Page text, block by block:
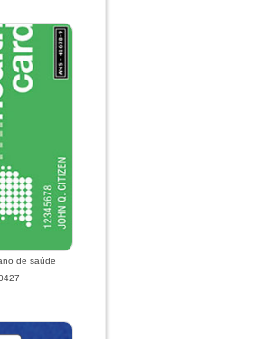
de saúde